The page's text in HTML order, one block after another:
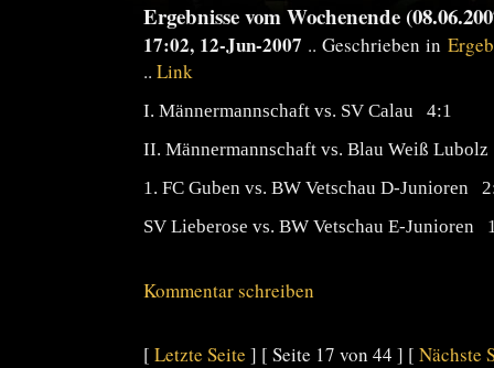
Ergebnisse vom Wochenende
17:02, 12-Jun-2007 .. Geschrieben in
.. Link
I. Männermannschaft vs. SV Calau 4:1
II. Männermannschaft vs. Blau Weiß
1. FC Guben vs. BW Vetschau D-Junioren
SV Lieberose vs. BW Vetschau E-Junioren
Kommentar schreiben
[ Letzte Seite ] [ Seite 17 von 44 ] [ Nächste